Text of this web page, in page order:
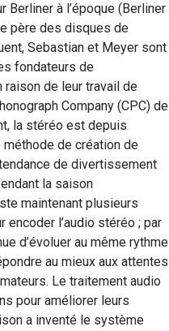
Berliner à l’époque (Berliner
père des disques de
Sebastian et Meyer sont
fondateurs de
raison de leur travail de
Company (CPC) de
la stéréo est depuis
méthode de création de
de divertissement
la saison
maintenant plusieurs
l’audio stéréo ; par
d’évoluer au même rythme
au mieux aux attentes
Le traitement audio
pour améliorer leurs
a inventé le système